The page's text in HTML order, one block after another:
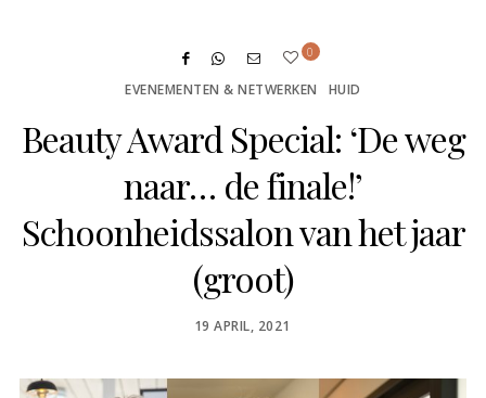
0
EVENEMENTEN & NETWERKEN HUID
Beauty Award Special: ‘De weg
naar… de finale!’
Schoonheidssalon van het jaar
(groot)
POSTED
19 APRIL, 2021